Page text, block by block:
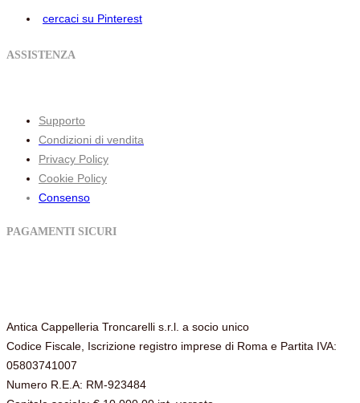
cercaci su Pinterest
ASSISTENZA
Supporto
Condizioni di vendita
Privacy Policy
Cookie Policy
Consenso
PAGAMENTI SICURI
Antica Cappelleria Troncarelli s.r.l. a socio unico
Codice Fiscale, Iscrizione registro imprese di Roma e Partita IVA:
05803741007
Numero R.E.A: RM-923484